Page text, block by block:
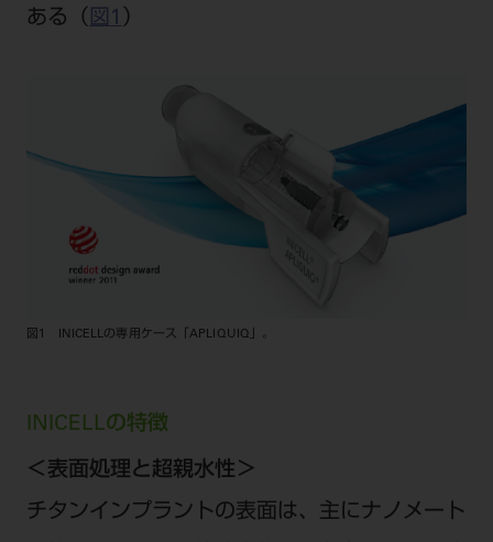
ある（ 図1 ）
図1 INICELLの専用ケース「APLIQUIQ」。
INICELLの特徴
＜表面処理と超親水性＞
チタンインプラントの表面は、主にナノメート